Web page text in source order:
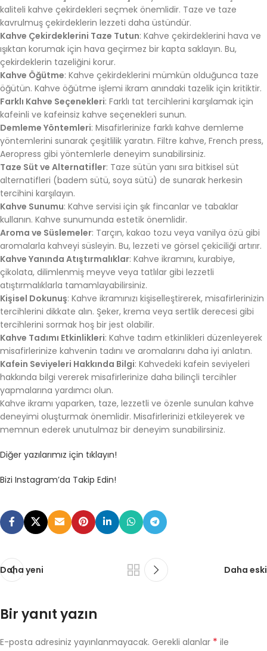
kaliteli kahve çekirdekleri seçmek önemlidir. Taze ve taze
kavrulmuş çekirdeklerin lezzeti daha üstündür.
Kahve Çekirdeklerini Taze Tutun: Kahve çekirdeklerini hava ve
ışıktan korumak için hava geçirmez bir kapta saklayın. Bu,
çekirdeklerin tazeliğini korur.
Kahve Öğütme: Kahve çekirdeklerini mümkün olduğunca taze
öğütün. Kahve öğütme işlemi ikram anındaki tazelik için kritiktir.
Farklı Kahve Seçenekleri: Farklı tat tercihlerini karşılamak için
kafeinli ve kafeinsiz kahve seçenekleri sunun.
Demleme Yöntemleri: Misafirlerinize farklı kahve demleme
yöntemlerini sunarak çeşitlilik yaratın. Filtre kahve, French press,
Aeropress gibi yöntemlerle deneyim sunabilirsiniz.
Taze Süt ve Alternatifler: Taze sütün yanı sıra bitkisel süt
alternatifleri (badem sütü, soya sütü) de sunarak herkesin
tercihini karşılayın.
Kahve Sunumu: Kahve servisi için şık fincanlar ve tabaklar
kullanın. Kahve sunumunda estetik önemlidir.
Aroma ve Süslemeler: Tarçın, kakao tozu veya vanilya özü gibi
aromalarla kahveyi süsleyin. Bu, lezzeti ve görsel çekiciliği artırır.
Kahve Yanında Atıştırmalıklar: Kahve ikramını, kurabiye,
çikolata, dilimlenmiş meyve veya tatlılar gibi lezzetli
atıştırmalıklarla tamamlayabilirsiniz.
Kişisel Dokunuş: Kahve ikramınızı kişiselleştirerek, misafirlerinizin
tercihlerini dikkate alın. Şeker, krema veya sertlik derecesi gibi
tercihlerini sormak hoş bir jest olabilir.
Kahve Tadımı Etkinlikleri: Kahve tadım etkinlikleri düzenleyerek
misafirlerinize kahvenin tadını ve aromalarını daha iyi anlatın.
Kafein Seviyeleri Hakkında Bilgi: Kahvedeki kafein seviyeleri
hakkında bilgi vererek misafirlerinize daha bilinçli tercihler
yapmalarına yardımcı olun.
Kahve ikramı yaparken, taze, lezzetli ve özenle sunulan kahve
deneyimi oluşturmak önemlidir. Misafirlerinizi etkileyerek ve
memnun ederek unutulmaz bir deneyim sunabilirsiniz.
Diğer yazılarımız için tıklayın!
Bizi Instagram’da Takip Edin!
Daha yeni Daha eski
Bir yanıt yazın
E-posta adresiniz yayınlanmayacak. Gerekli alanlar * ile